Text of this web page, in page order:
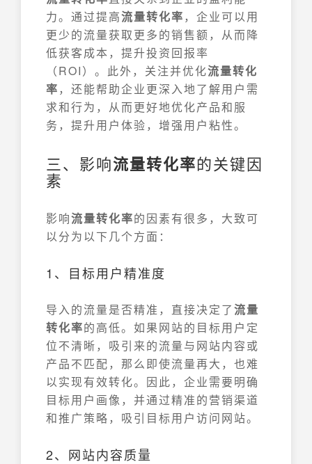
力。通过提高流量转化率 ，企业可以用
更少的流量获取更多的销售额，从而降
低获客成本，提升投资回报率
（ROI）。此外，关注并优化流量转化
率 ，还能帮助企业更深入地了解用户需
求和行为，从而更好地优化产品和服
务，提升用户体验，增强用户粘性。
三、影响流量转化率的关键因
素
影响流量转化率的因素有很多，大致可
以分为以下几个方面：
1、目标用户精准度
导入的流量是否精准，直接决定了流量
转化率的高低。如果网站的目标用户定
位不清晰，吸引来的流量与网站内容或
产品不匹配，那么即使流量再大，也难
以实现有效转化。因此，企业需要明确
目标用户画像，并通过精准的营销渠道
和推广策略，吸引目标用户访问网站。
2、网站内容质量